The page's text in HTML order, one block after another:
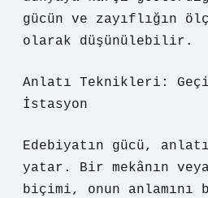
gücün ve zayıflığın
olarak düşünülebilir.
Anlatı Teknikleri:
İstasyon
Edebiyatın gücü,
yatar. Bir mekânın
biçimi, onun anlamını